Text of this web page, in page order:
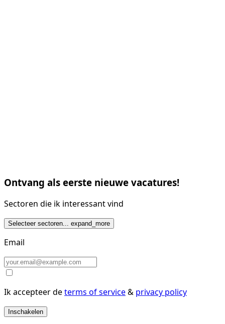
Ontvang als eerste nieuwe vacatures!
Sectoren die ik interessant vind
Selecteer sectoren... expand_more
Email
Ik accepteer determs of service& privacy policy
Inschakelen